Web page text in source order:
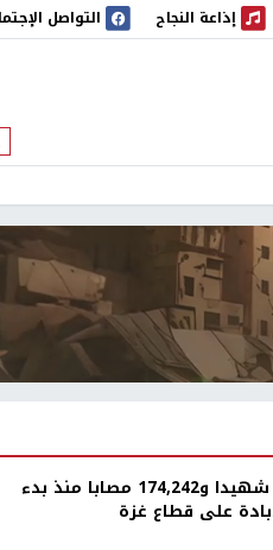
إذاعة النجاح
إذاعة النجاح التواصل
73,384 شهيدا و174,242 مصابا منذ بدء
على قطاع غزة